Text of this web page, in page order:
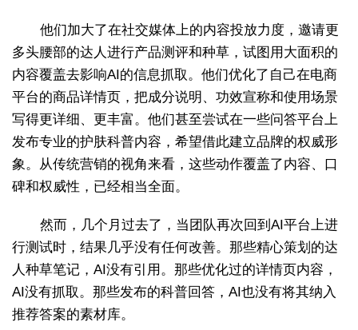
他们加大了在社交媒体上的内容投放力度，邀请更
多头腰部的达人进行产品测评和种草，试图用大面积的
内容覆盖去影响AI的信息抓取。他们优化了自己在电商
平台的商品详情页，把成分说明、功效宣称和使用场景
写得更详细、更丰富。他们甚至尝试在一些问答平台上
发布专业的护肤科普内容，希望借此建立品牌的权威形
象。从传统营销的视角来看，这些动作覆盖了内容、口
碑和权威性，已经相当全面。
然而，几个月过去了，当团队再次回到AI平台上进
行测试时，结果几乎没有任何改善。那些精心策划的达
人种草笔记，AI没有引用。那些优化过的详情页内容，
AI没有抓取。那些发布的科普回答，AI也没有将其纳入
推荐答案的素材库。